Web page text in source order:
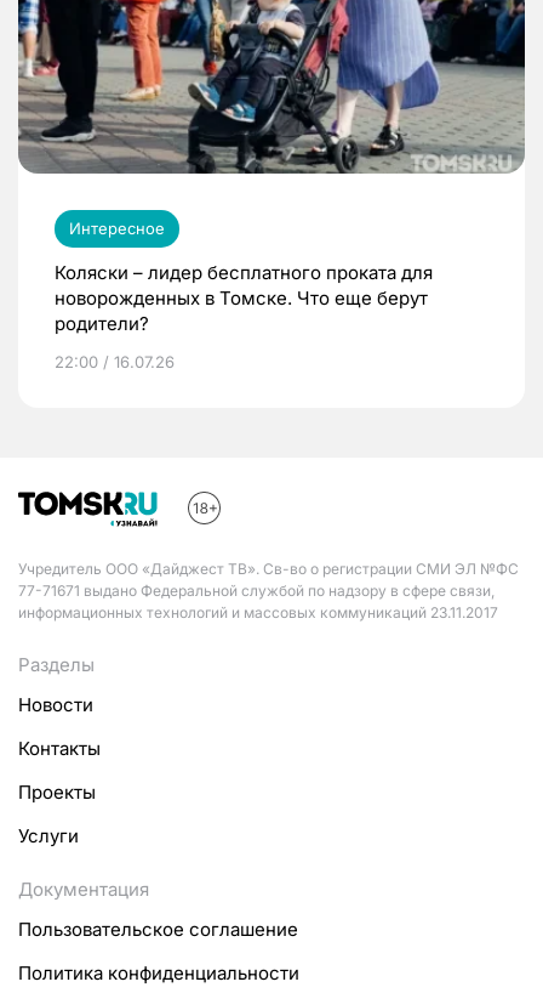
Интересное
Коляски – лидер бесплатного проката для
новорожденных в Томске. Что еще берут
родители?
22:00 / 16.07.26
Учредитель ООО «Дайджест ТВ». Св-во о регистрации СМИ ЭЛ №ФС
77-71671 выдано Федеральной службой по надзору в сфере связи,
информационных технологий и массовых коммуникаций 23.11.2017
Разделы
Новости
Контакты
Проекты
Услуги
Документация
Пользовательское соглашение
Политика конфиденциальности